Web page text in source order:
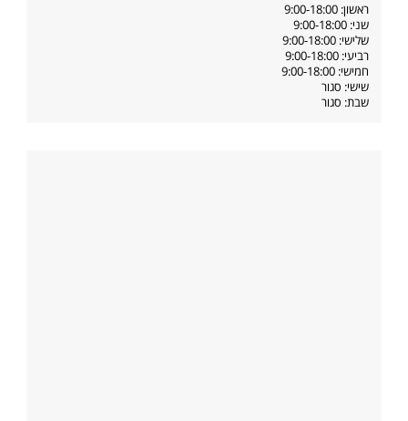
ראשון: 9:00-18:00
שני: 9:00-18:00
שלישי: 9:00-18:00
רביעי: 9:00-18:00
חמישי: 9:00-18:00
שישי: סגור
שבת: סגור